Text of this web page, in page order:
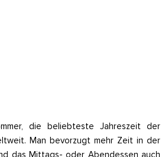
die beliebteste Jahreszeit der
Man bevorzugt mehr Zeit in der
das Mittags- oder Abendessen auch